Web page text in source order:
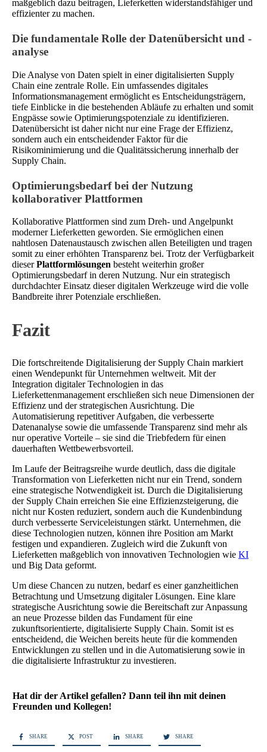
maßgeblich dazu beitragen, Lieferketten widerstandsfähiger und
effizienter zu machen.
Die fundamentale Rolle der Datenübersicht und -
analyse
Die Analyse von Daten spielt in einer digitalisierten Supply
Chain eine zentrale Rolle. Ein umfassendes digitales
Informationsmanagement ermöglicht es Entscheidungsträgern,
tiefe Einblicke in die bestehenden Abläufe zu erhalten und somit
Engpässe sowie Optimierungspotenziale zu identifizieren.
Datenübersicht ist daher nicht nur eine Frage der Effizienz,
sondern auch ein entscheidender Faktor für die
Risikominimierung und die Qualitätssicherung innerhalb der
Supply Chain.
Optimierungsbedarf bei der Nutzung
kollaborativer Plattformen
Kollaborative Plattformen sind zum Dreh- und Angelpunkt
moderner Lieferketten geworden. Sie ermöglichen einen
nahtlosen Datenaustausch zwischen allen Beteiligten und tragen
somit zu einer erhöhten Transparenz bei. Trotz der Verfügbarkeit
dieserPlattformlösungen besteht weiterhin großer
Optimierungsbedarf in deren Nutzung. Nur ein strategisch
durchdachter Einsatz dieser digitalen Werkzeuge wird die volle
Bandbreite ihrer Potenziale erschließen.
Fazit
Die fortschreitende Digitalisierung der Supply Chain markiert
einen Wendepunkt für Unternehmen weltweit. Mit der
Integration digitaler Technologien in das
Lieferkettenmanagement erschließen sich neue Dimensionen der
Effizienz und der strategischen Ausrichtung. Die
Automatisierung repetitiver Aufgaben, die verbesserte
Datenanalyse sowie die umfassende Transparenz sind mehr als
nur operative Vorteile – sie sind die Triebfedern für einen
dauerhaften Wettbewerbsvorteil.
Im Laufe der Beitragsreihe wurde deutlich, dass die digitale
Transformation von Lieferketten nicht nur ein Trend, sondern
eine strategische Notwendigkeit ist. Durch die Digitalisierung
der Supply Chain erreichen Sie eine Effizienzsteigerung, die
nicht nur Kosten reduziert, sondern auch die Kundenbindung
durch verbesserte Serviceleistungen stärkt. Unternehmen, die
diese Technologien nutzen, können ihre Position am Markt
festigen und expandieren. Zugleich wird die Zukunft von
Lieferketten maßgeblich von innovativen Technologien wie KI
und Big Data geformt.
Um diese Chancen zu nutzen, bedarf es einer ganzheitlichen
Betrachtung und Umsetzung digitaler Lösungen. Eine klare
strategische Ausrichtung sowie die Bereitschaft zur Anpassung
an neue Prozesse bilden das Fundament für eine
zukunftsorientierte, digitalisierte Supply Chain. Somit ist es
entscheidend, die Weichen bereits heute für die kommenden
Entwicklungen zu stellen und in die Automatisierung sowie in
die digitalisierte Infrastruktur zu investieren.
Hat dir der Artikel gefallen? Dann teil ihn mit deinen
Freunden und Kollegen!
SHARE POST SHARE SHARE